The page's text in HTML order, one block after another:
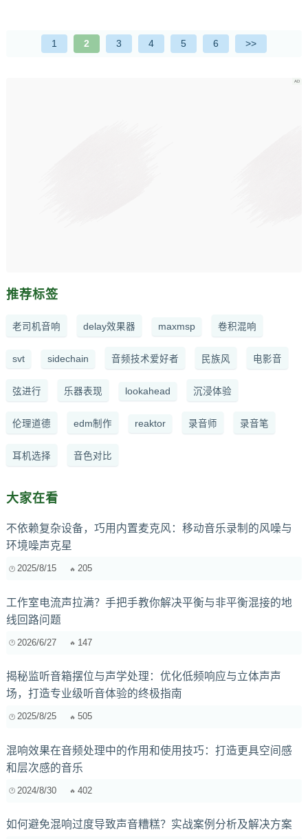
1 2 3 4 5 6 >>
推荐标签
老司机音响 delay效果器 maxmsp 卷积混响
svt sidechain 音频技术爱好者 民族风 电影音
弦进行 乐器表现 lookahead 沉浸体验
伦理道德 edm制作 reaktor 录音师 录音笔
耳机选择 音色对比
大家在看
不依赖复杂设备，巧用内置麦克风：移动音乐录制的风噪与
环境噪声克星
2025/8/15 205
工作室电流声拉满？手把手教你解决平衡与非平衡混接的地
线回路问题
2026/6/27 147
揭秘监听音箱摆位与声学处理：优化低频响应与立体声声
场，打造专业级听音体验的终极指南
2025/8/25 505
混响效果在音频处理中的作用和使用技巧：打造更具空间感
和层次感的音乐
2024/8/30 402
如何避免混响过度导致声音糟糕？实战案例分析及解决方案